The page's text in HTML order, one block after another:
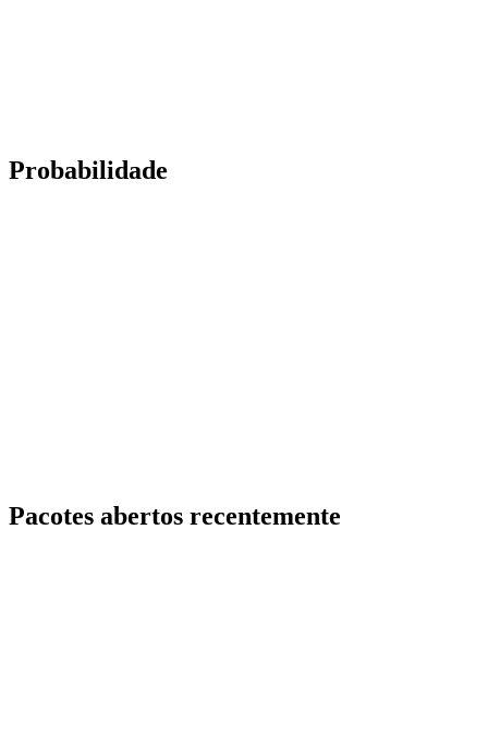
Probabilidade
Pacotes abertos recentemente